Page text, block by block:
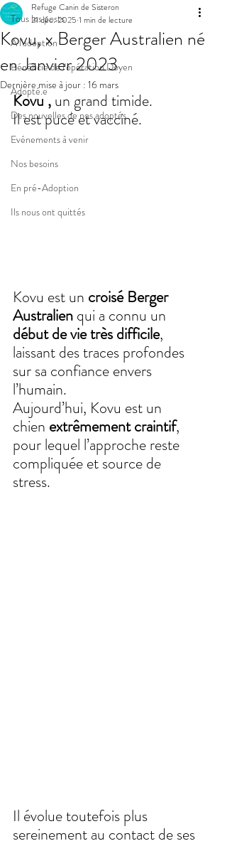
Tous les posts
A l'adoption
Bénéficie de l'opération Doyen
Adopté.e
Des nouvelles de nos adoptés
Evénements à venir
Nos besoins
En pré-Adoption
Ils nous ont quittés
Kovu, x Berger Australien né
en Janvier 2023
Refuge Canin de Sisteron
21 déc. 2025 1 min de lecture
Dernière mise à jour : 16 mars
Kovu , un grand timide.
Il est pucé et vacciné.
Kovu est un croisé Berger
Australien qui a connu un
début de vie très difficile,
laissant des traces profondes
sur sa confiance envers
l’humain.
Aujourd’hui, Kovu est un
chien extrêmement craintif,
pour lequel l’approche reste
compliquée et source de
stress.
Il évolue toutefois plus
sereinement au contact de ses